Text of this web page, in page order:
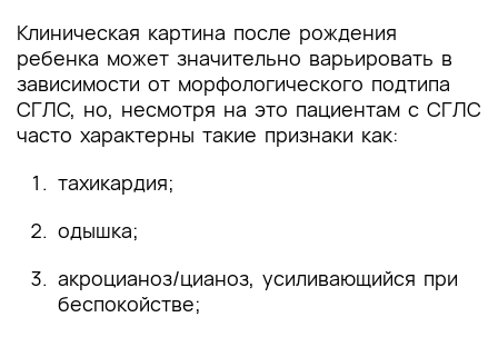
Клиническая картина после рождения
ребенка может значительно варьировать в
зависимости от морфологического подтипа
СГЛС, но, несмотря на это пациентам с СГЛС
часто характерны такие признаки как:
тахикардия;
одышка;
акроцианоз/цианоз, усиливающийся при
беспокойстве;